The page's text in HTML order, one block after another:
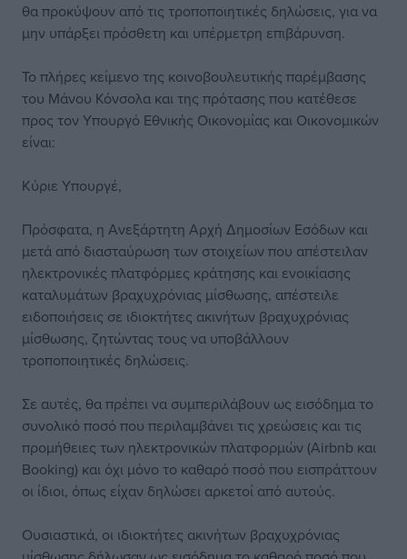
θα προκύψουν από τις τροποποιητικές δηλώσεις, για να
μην υπάρξει πρόσθετη και υπέρμετρη επιβάρυνση.
Το πλήρες κείμενο της κοινοβουλευτικής παρέμβασης
του Μάνου Κόνσολα και της πρότασης που κατέθεσε
προς τον Υπουργό Εθνικής Οικονομίας και Οικονομικών
είναι:
Κύριε Υπουργέ,
Πρόσφατα, η Ανεξάρτητη Αρχή Δημοσίων Εσόδων και
μετά από διασταύρωση των στοιχείων που απέστειλαν
ηλεκτρονικές πλατφόρμες κράτησης και ενοικίασης
καταλυμάτων βραχυχρόνιας μίσθωσης, απέστειλε
ειδοποιήσεις σε ιδιοκτήτες ακινήτων βραχυχρόνιας
μίσθωσης, ζητώντας τους να υποβάλλουν
τροποποιητικές δηλώσεις.
Σε αυτές, θα πρέπει να συμπεριλάβουν ως εισόδημα το
συνολικό ποσό που περιλαμβάνει τις χρεώσεις και τις
προμήθειες των ηλεκτρονικών πλατφορμών (Airbnb και
Booking) και όχι μόνο το καθαρό ποσό που εισπράττουν
οι ίδιοι, όπως είχαν δηλώσει αρκετοί από αυτούς.
Ουσιαστικά, οι ιδιοκτήτες ακινήτων βραχυχρόνιας